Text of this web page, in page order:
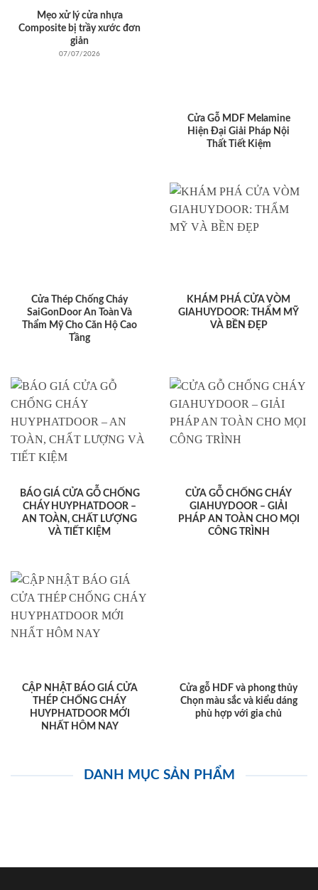
Mẹo xử lý cửa nhựa
Composite bị trầy xước đơn
giản
07/07/2026
Cửa Gỗ MDF Melamine
Hiện Đại Giải Pháp Nội
Thất Tiết Kiệm
Cửa Thép Chống Cháy
SaiGonDoor An Toàn Và
Thẩm Mỹ Cho Căn Hộ Cao
Tầng
KHÁM PHÁ CỬA VÒM
GIAHUYDOOR: THẨM MỸ
VÀ BỀN ĐẸP
BÁO GIÁ CỬA GỖ CHỐNG
CHÁY HUYPHATDOOR –
AN TOÀN, CHẤT LƯỢNG
VÀ TIẾT KIỆM
CỬA GỖ CHỐNG CHÁY
GIAHUYDOOR – GIẢI
PHÁP AN TOÀN CHO MỌI
CÔNG TRÌNH
CẬP NHẬT BÁO GIÁ CỬA
THÉP CHỐNG CHÁY
HUYPHATDOOR MỚI
NHẤT HÔM NAY
Cửa gỗ HDF và phong thủy
Chọn màu sắc và kiểu dáng
phù hợp với gia chủ
DANH MỤC SẢN PHẨM